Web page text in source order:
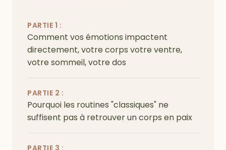
PARTIE 1 :
Comment vos émotions impactent
directement, votre corps votre ventre,
votre sommeil, votre dos
PARTIE 2 :
Pourquoi les routines "classiques" ne
suffisent pas à retrouver un corps en paix
PARTIE 3 :